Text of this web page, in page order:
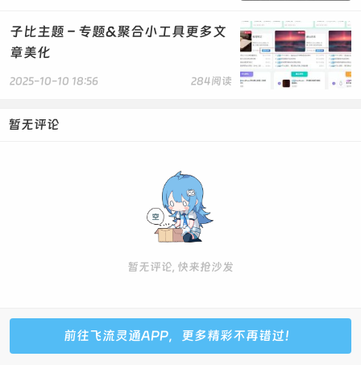
infinite;
animation-play-state: paused;
}
}
animation-play-state: running;
@keyframes meting-rotate {
transform: rotate(360deg);
.meting-player-header {
子比主题 – 专题&聚合小工具更多文
章美化
284阅读
2025-10-10 18:56
暂无评论
暂无评论, 快来抢沙发
前往飞流灵通APP，更多精彩不再错过！